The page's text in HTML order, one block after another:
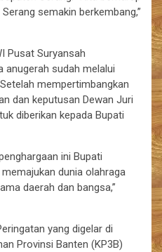
semakin berkembang,”
Pusat Suryansah
anugerah sudah melalui
mempertimbangkan
dan keputusan Dewan Juri
diberikan kepada Bupati
ini Bupati
dunia olahraga
daerah dan bangsa,”
yang digelar di
Provinsi Banten (KP3B)